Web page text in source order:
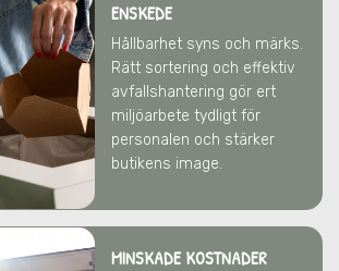
ENSKEDE
Hållbarhet syns och märks.
Rätt sortering och effektiv
avfallshantering gör ert
miljöarbete tydligt för
personalen och stärker
butikens image.
MINSKADE KOSTNADER